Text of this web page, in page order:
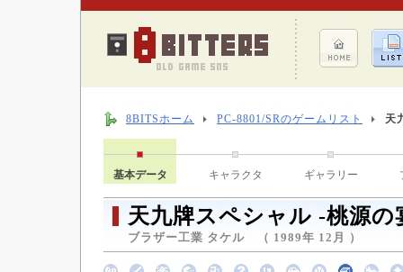
8BITSホーム PC-8801/SRのゲームリスト 天
基本データ キャラクタ ギャラリー
天九牌スペシャル -桃源の
ブラザー工業 タケル （ 1989年 12月 ）